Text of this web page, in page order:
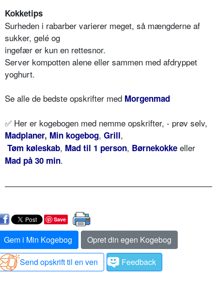
Kokketips
Surheden i rabarber varierer meget, så mængderne af
sukker, gelé og
ingefær er kun en rettesnor.
Server kompotten alene eller sammen med afdryppet
yoghurt.
Se alle de bedste opskrifter med Morgenmad
✅ Her er kogebogen med nemme opskrifter, - prøv selv,
Madplaner, Min kogebog, Grill,
Tøm køleskab, Mad til 1 person, Børnekokke eller
Mad på 30 min.
Save
Gem i Min Kogebog
Opret din egen Kogebog
Send opskrift til en ven
Feedback